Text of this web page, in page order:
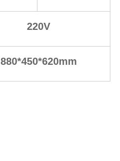
220V
880*450*620mm